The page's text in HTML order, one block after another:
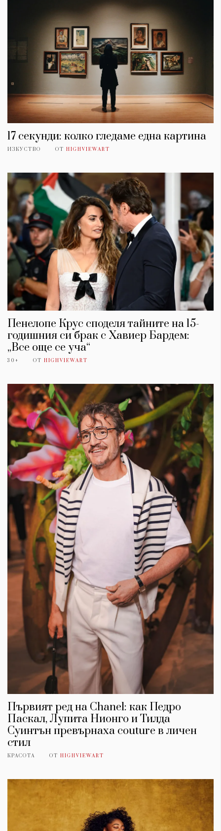
17 секунди: колко гледаме една картина
ИЗКУСТВО ОТ HIGHVIEWART
Пенелопе Крус споделя тайните на 15-
годишния си брак с Хавиер Бардем:
„Все още се уча“
30+ ОТ HIGHVIEWART
Първият ред на Chanel: как Педро
Паскал, Лупита Нионго и Тилда
Суинтън превърнаха couture в личен
стил
КРАСОТА ОТ HIGHVIEWART